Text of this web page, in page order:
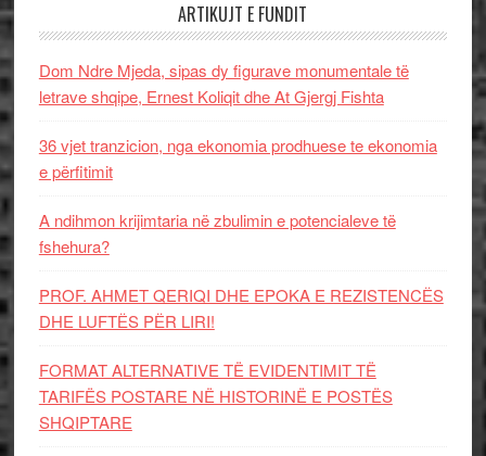
ARTIKUJT E FUNDIT
Dom Ndre Mjeda, sipas dy figurave monumentale të
letrave shqipe, Ernest Koliqit dhe At Gjergj Fishta
36 vjet tranzicion, nga ekonomia prodhuese te ekonomia
e përfitimit
A ndihmon krijimtaria në zbulimin e potencialeve të
fshehura?
PROF. AHMET QERIQI DHE EPOKA E REZISTENCЁS
DHE LUFTЁS PЁR LIRI!
FORMAT ALTERNATIVE TË EVIDENTIMIT TË
TARIFËS POSTARE NË HISTORINË E POSTËS
SHQIPTARE